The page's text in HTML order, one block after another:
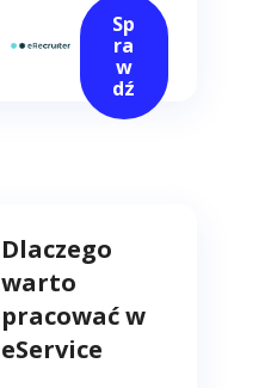
Sp
ra
w
dź
Dlaczego
warto
pracować w
eService